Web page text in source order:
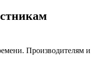
Производителям и